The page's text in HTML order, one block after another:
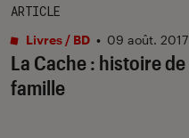
La Cache : histoire de
famille
ARTICLE
Livres / BD • 09 août. 2017